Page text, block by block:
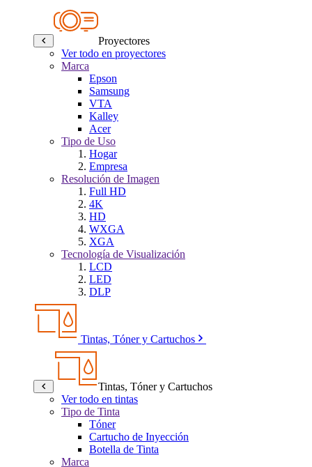
Proyectores
Ver todo en proyectores
Marca
Epson
Samsung
VTA
Kalley
Acer
Tipo de Uso
Hogar
Empresa
Resolución de Imagen
Full HD
4K
HD
WXGA
XGA
Tecnología de Visualización
LCD
LED
DLP
Tintas, Tóner y Cartuchos
Tintas, Tóner y Cartuchos
Ver todo en tintas
Tipo de Tinta
Tóner
Cartucho de Inyección
Botella de Tinta
Marca